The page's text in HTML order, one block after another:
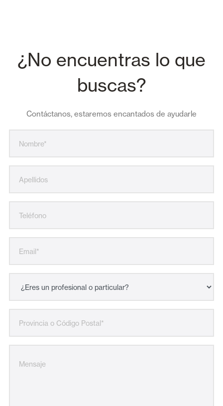
¿No encuentras lo que
buscas?
Contáctanos, estaremos encantados de ayudarle